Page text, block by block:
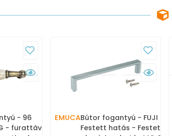
- 96
- furattáv 96
EMUCABútor fogantyú - FUJI
Festett hatás - Festett